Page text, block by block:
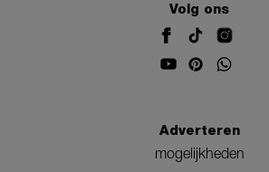
Volg ons
Adverteren
mogelijkheden